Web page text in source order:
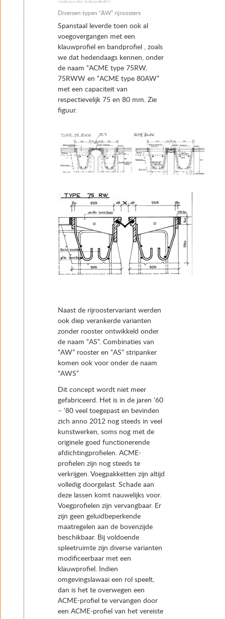
Diversen typen “AW” rijroosters
Spanstaal leverde toen ook al
voegovergangen met een
klauwprofiel en bandprofiel , zoals
we dat hedendaags kennen, onder
de naam “ACME type 75RW,
75RWW en “ACME type 80AW”
met een capaciteit van
respectievelijk 75 en 80 mm. Zie
figuur.
Naast de rijroostervariant werden
ook diep verankerde varianten
zonder rooster ontwikkeld onder
de naam “AS”. Combinaties van
“AW” rooster en “AS” stripanker
komen ook voor onder de naam
“AWS”
Dit concept wordt niet meer
gefabriceerd. Het is in de jaren ‘60
– ‘80 veel toegepast en bevinden
zich anno 2012 nog steeds in veel
kunstwerken, soms nog met de
originele goed functionerende
afdichtingprofielen. ACME-
profielen zijn nog steeds te
verkrijgen. Voegpakketten zijn altijd
volledig doorgelast. Schade aan
deze lassen komt nauwelijks voor.
Voegprofielen zijn vervangbaar. Er
zijn geen geluidbeperkende
maatregelen aan de bovenzijde
beschikbaar. Bij voldoende
spleetruimte zijn diverse varianten
modificeerbaar met een
klauwprofiel. Indien
omgevingslawaai een rol speelt,
dan is het te overwegen een
ACME-profiel te vervangen door
een ACME-profiel van het vereiste